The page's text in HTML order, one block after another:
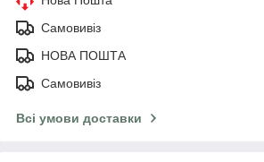
Самовивіз
НОВА ПОШТА
Самовивіз
Всі умови доставки